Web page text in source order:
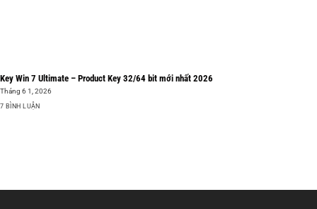
Key Win 7 Ultimate – Product Key 32/64 bit mới nhất 2026
Tháng 6 1, 2026
7 BÌNH LUẬN